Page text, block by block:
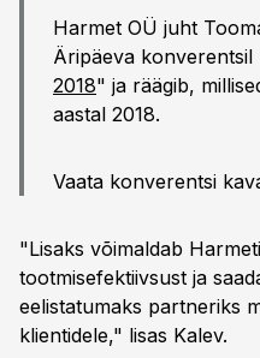
Harmet OÜ juht
Äripäeva konverentsil
2018" ja räägib,
aastal 2018.
Vaata konverentsi
"Lisaks võimaldab
tootmisefektiivsust ja
eelistatumaks partneriks
klientidele," lisas Kalev.